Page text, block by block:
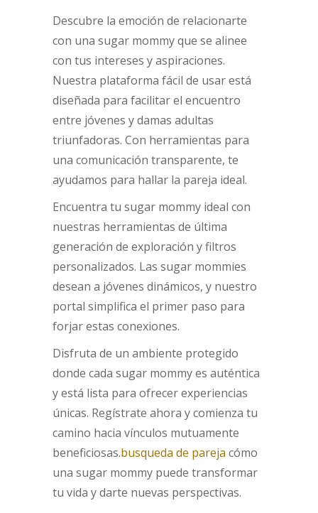
Descubre la emoción de relacionarte
con una sugar mommy que se alinee
con tus intereses y aspiraciones.
Nuestra plataforma fácil de usar está
diseñada para facilitar el encuentro
entre jóvenes y damas adultas
triunfadoras. Con herramientas para
una comunicación transparente, te
ayudamos para hallar la pareja ideal.
Encuentra tu sugar mommy ideal con
nuestras herramientas de última
generación de exploración y filtros
personalizados. Las sugar mommies
desean a jóvenes dinámicos, y nuestro
portal simplifica el primer paso para
forjar estas conexiones.
Disfruta de un ambiente protegido
donde cada sugar mommy es auténtica
y está lista para ofrecer experiencias
únicas. Regístrate ahora y comienza tu
camino hacia vínculos mutuamente
beneficiosas.busqueda de pareja cómo
una sugar mommy puede transformar
tu vida y darte nuevas perspectivas.